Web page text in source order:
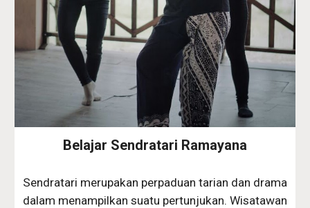
Belajar Sendratari Ramayana
Sendratari merupakan perpaduan tarian dan drama
dalam menampilkan suatu pertunjukan. Wisatawan